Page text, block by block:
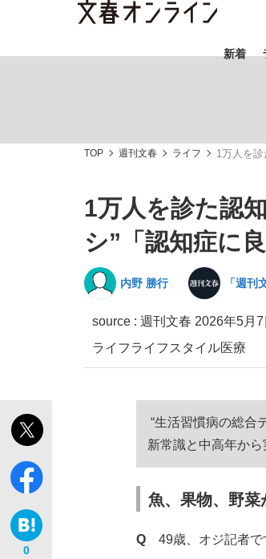
新着
「敗因分析は一切聞かれ
キングの誕生を、目撃せ
TOP 週刊文春 ライフ 1万人を
1万人を診た認
シ”「認知症に
内野 勝行 「週刊
source : 週刊文春 2026年5月
ライフライフスタイル医療
0
“生活習慣病の総合
新常識と中高年から
魚、果物、野菜
Q 49歳、オジ記者で